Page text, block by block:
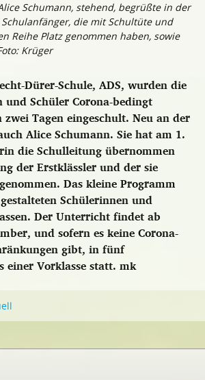
Schumann, stehend, begrüßte in der
die mit Schultüte und
Reihe Platz genommen haben, sowie
Krüger
Dürer-Schule, ADS, wurden die
und Schüler Corona-bedingt
Tagen eingeschult. Neu an der
Alice Schumann. Sie hat am 1.
die Schulleitung übernommen
der Erstklässler und der sie
Das kleine Programm
Schülerinnen und
Der Unterricht findet ab
und sofern es keine Corona-
gibt, in fünf
einer Vorklasse statt. mk